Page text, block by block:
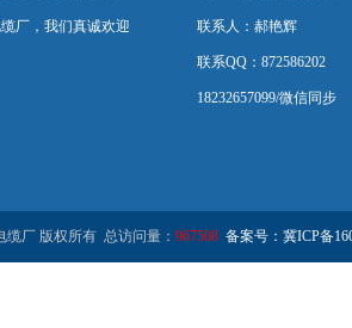
厂，我们真诚欢迎 联系人：郝艳辉
联系QQ：872586202
18232657099/微信同步
厂 版权所有 总访问量： 967508 备案号：冀ICP备